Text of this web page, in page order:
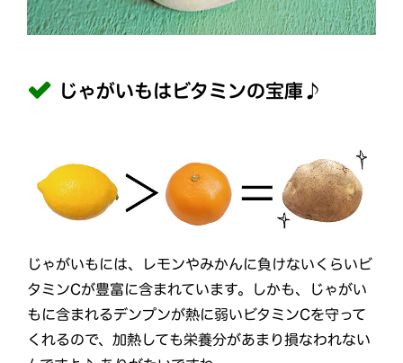
じゃがいもはビタミンの宝庫♪
じゃがいもには、レモンやみかんに負けないくらいビ
タミンCが豊富に含まれています。しかも、じゃがい
もに含まれるデンプンが熱に弱いビタミンCを守って
くれるので、加熱しても栄養分があまり損なわれない